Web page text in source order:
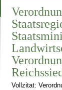
Vollzitat: